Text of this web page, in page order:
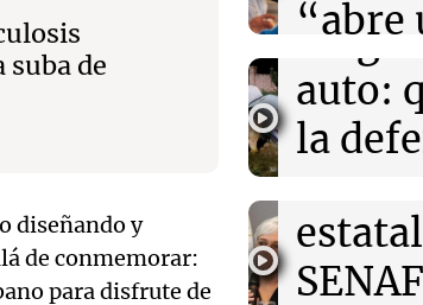
de
diseñando y
de conmemorar:
para disfrute de
dos perros en
13:59 Deportes
Enner
análisis de
Perotti sobre
13:58 Política
Desalojos:
interior, no se
“abre
Edición
fuego
auto:
la
Audio.
Audio.